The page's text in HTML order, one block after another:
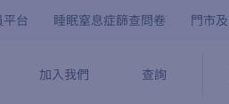
台 睡眠窒息症篩查問卷 門市
加入我們 查詢